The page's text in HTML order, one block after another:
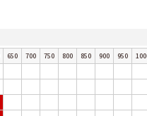
650 700 750 800 850 900 950